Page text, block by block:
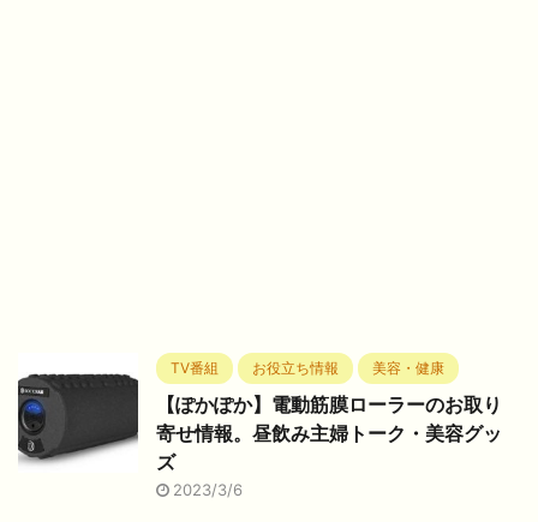
TV番組 お役立ち情報 美容・健康
【ぽかぽか】電動筋膜ローラーのお取り
寄せ情報。昼飲み主婦トーク・美容グッ
ズ
2023/3/6